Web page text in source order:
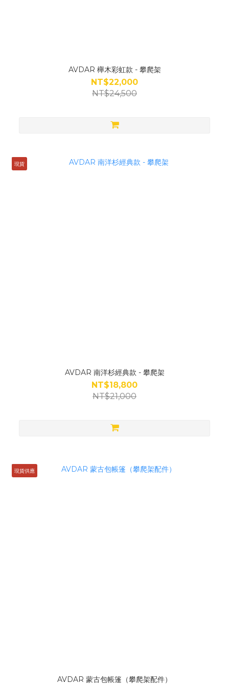
AVDAR 櫸木彩虹款 - 攀爬架
NT$22,000
NT$24,500
現貨
AVDAR 南洋杉經典款 - 攀爬架
NT$18,800
NT$21,000
現貨供應
AVDAR 蒙古包帳篷（攀爬架配件）